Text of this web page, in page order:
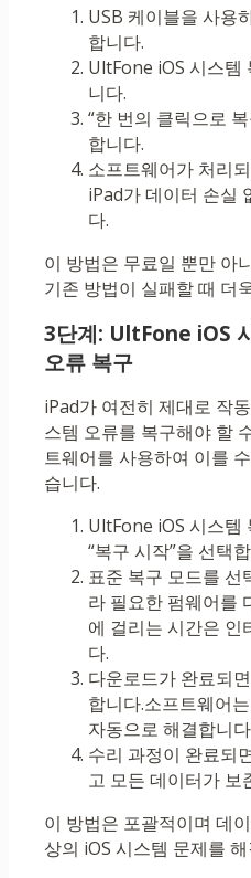
USB 케이블을 사용
합니다.
UltFone iOS 시스템
니다.
“한 번의 클릭으로
합니다.
소프트웨어가 처리
iPad가 데이터 손실
다.
이 방법은 무료일 뿐만 아
기존 방법이 실패할 때 더
3단계: UltFone iOS
오류 복구
iPad가 여전히 제대로 작
스템 오류를 복구해야 할
트웨어를 사용하여 이를
습니다.
UltFone iOS 시스템
“복구 시작”을 선택
표준 복구 모드를 선
라 필요한 펌웨어를
에 걸리는 시간은 인
다.
다운로드가 완료되
합니다.소프트웨어
자동으로 해결합니
수리 과정이 완료되
고 모든 데이터가 보
이 방법은 포괄적이며 데
상의 iOS 시스템 문제를